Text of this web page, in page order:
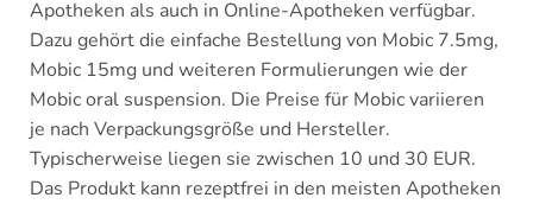
Apotheken als auch in Online-Apotheken verfügbar.
Dazu gehört die einfache Bestellung von Mobic 7.5mg,
Mobic 15mg und weiteren Formulierungen wie der
Mobic oral suspension. Die Preise für Mobic variieren
je nach Verpackungsgröße und Hersteller.
Typischerweise liegen sie zwischen 10 und 30 EUR.
Das Produkt kann rezeptfrei in den meisten Apotheken